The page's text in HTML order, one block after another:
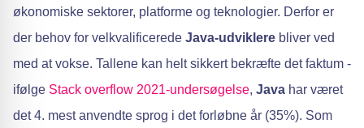
økonomiske sektorer, platforme og teknologier. Derfor er
der behov for velkvalificerede Java-udviklere bliver ved
med at vokse. Tallene kan helt sikkert bekræfte det faktum -
ifølge Stack overflow 2021-undersøgelse, Java har været
det 4. mest anvendte sprog i det forløbne år (35%). Som